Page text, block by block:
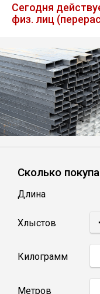
Труба
Уголок
Балка
Катанка
Сегодня
физ. лиц
Сколько
Длина
Хлыстов
Килограмм
Метров